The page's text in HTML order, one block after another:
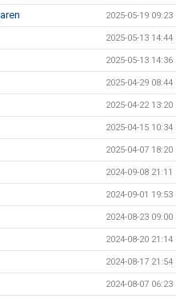
2025-05-19 09:23
2025-05-13 14:44
2025-05-13 14:36
2025-04-29 08:44
2025-04-22 13:20
2025-04-15 10:34
2025-04-07 18:20
2024-09-08 21:11
2024-09-01 19:53
2024-08-23 09:00
2024-08-20 21:14
2024-08-17 21:54
2024-08-07 06:23